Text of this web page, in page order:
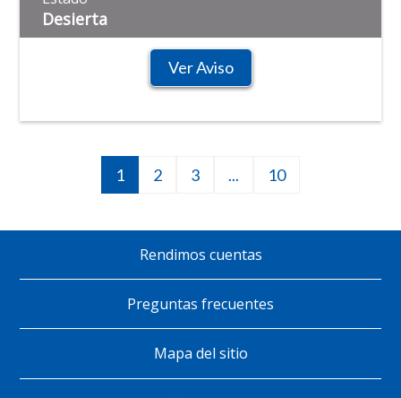
Desierta
Ver Aviso
Página
actual
1 Página
2 Página
3
Siguiente
... 10
10
página
Rendimos cuentas
Preguntas frecuentes
Mapa del sitio